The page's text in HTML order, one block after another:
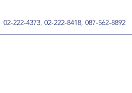
02-222-4373, 02-222-8418, 087-562-8892